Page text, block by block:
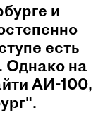
и
есть
Однако на
АИ-100,